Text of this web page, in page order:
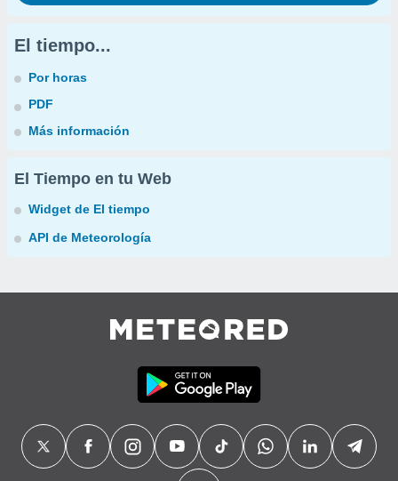
El tiempo...
Por horas
PDF
Más información
El Tiempo en tu Web
Widget de El tiempo
API de Meteorología